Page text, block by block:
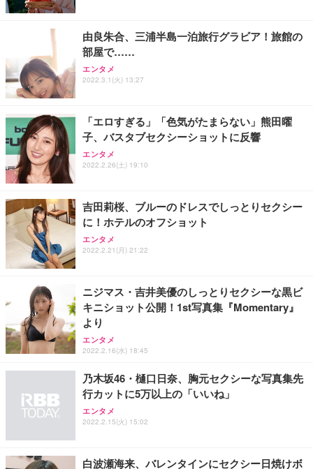
ョン PCチェア 通気性メッシュ ゲーミング/勉強/事
務用 おしゃれ パソコンチェア (ホワイト)
ANDWINT オフィスチェア デスクチェア 肘なし メ
ッシュ 通気性 ランバーサポート付き 腰サポート ガ
ス圧無段階昇降 360度回転 キャスター付き コンパク
【MiniLED/24.5inch/280Hz/FHD】GRAPHT THE S
HOOTER Gaming Monitor 24” Essential ゲーミン
グモニター QD 24.5インチ 1ms FHD 量子ドット 残
アイリスオーヤマ ペットシーツ 超厚型 お徳用 レギ
ュラー 200枚入【Amazon.co.jp限定】
由良朱合、三浦半島一泊旅行グラビア！旅館の
部屋で……
エンタメ
2022.3.1(火) 13:27
「エロすぎる」「色気がたまらない」熊田曜
子、バスタブセクシーショットに反響
エンタメ
2022.2.26(土) 19:10
吉田莉桜、ブルーのドレスでしっとりセクシー
に！ホテルのオフショット
エンタメ
2022.2.21(月) 21:22
ニジマス・吉井美優のしっとりセクシーな黒ビ
キニショット公開！1st写真集『Momentary』
より
エンタメ
2022.2.16(水) 18:45
乃木坂46・樋口日奈、胸元セクシーな写真集先
行カットに5万以上の「いいね」
エンタメ
2022.2.15(火) 15:02
白波瀬海来、バレンタインにセクシー日焼けボ